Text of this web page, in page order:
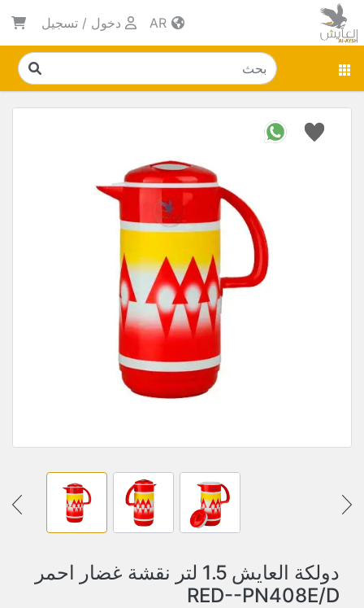
دخول / تسجيل
دولكة العايش 1.5 لتر نقشة غضار احمر
RED--PN408E/D